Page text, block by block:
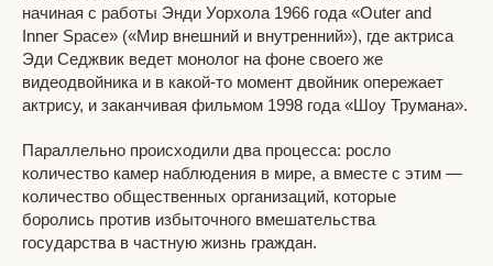
начиная с работы Энди Уорхола 1966 года «Outer and
Inner Space» («Мир внешний и внутренний»), где актриса
Эди Седжвик ведет монолог на фоне своего же
видеодвойника и в какой-то момент двойник опережает
актрису, и заканчивая фильмом 1998 года «Шоу Трумана».
Параллельно происходили два процесса: росло
количество камер наблюдения в мире, а вместе с этим —
количество общественных организаций, которые
боролись против избыточного вмешательства
государства в частную жизнь граждан.